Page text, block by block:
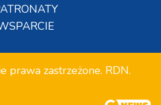
prawa zastrzeżone. RDN.